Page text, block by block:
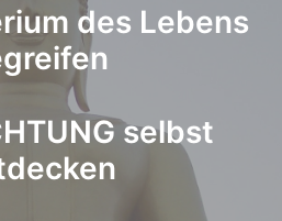
des Lebens
selbst